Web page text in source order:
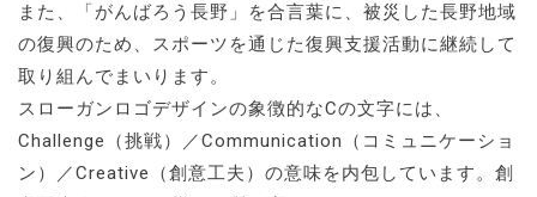
また、「がんばろう長野」を合言葉に、被災した長野地域
の復興のため、スポーツを通じた復興支援活動に継続して
取り組んでまいります。
スローガンロゴデザインの象徴的なCの文字には、
Challenge（挑戦）／Communication（コミュニケーショ
ン）／Creative（創意工夫）の意味を内包しています。創